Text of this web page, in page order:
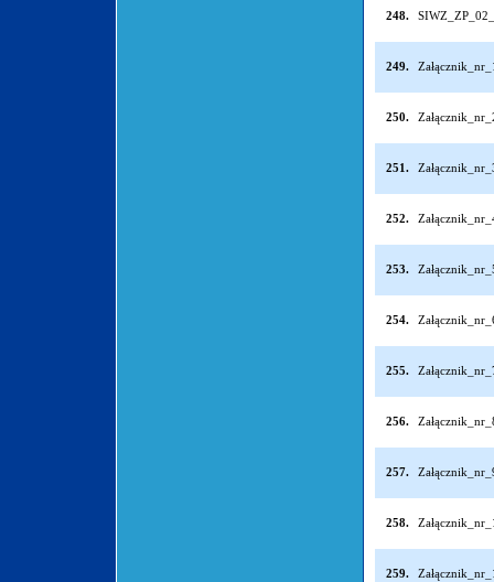
248.
249.
250.
251.
252.
253.
254.
255.
256.
257.
258.
259.